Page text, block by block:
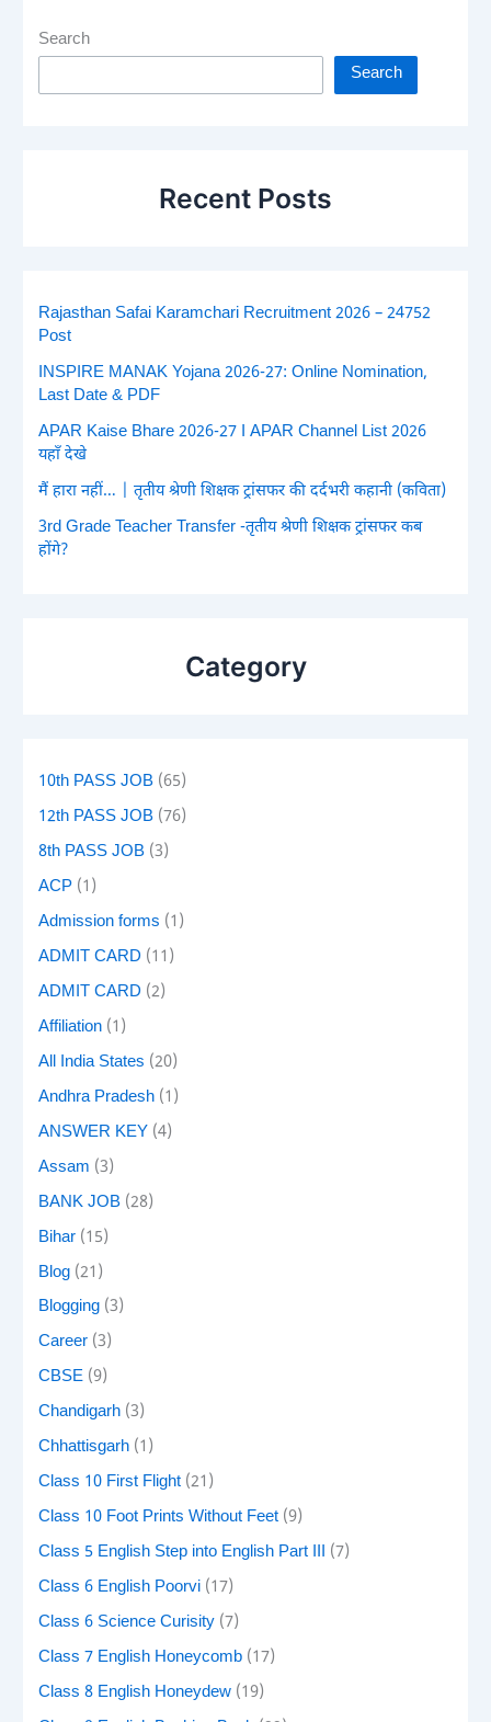
Search
Search
Recent Posts
Rajasthan Safai Karamchari Recruitment 2026 – 24752
Post
INSPIRE MANAK Yojana 2026-27: Online Nomination,
Last Date & PDF
APAR Kaise Bhare 2026-27 I APAR Channel List 2026
यहाँ देखे
मैं हारा नहीं… | तृतीय श्रेणी शिक्षक ट्रांसफर की दर्दभरी कहानी (कविता)
3rd Grade Teacher Transfer -तृतीय श्रेणी शिक्षक ट्रांसफर कब
होंगे?
Category
10th PASS JOB (65)
12th PASS JOB (76)
8th PASS JOB (3)
ACP (1)
Admission forms (1)
ADMIT CARD (11)
ADMIT CARD (2)
Affiliation (1)
All India States (20)
Andhra Pradesh (1)
ANSWER KEY (4)
Assam (3)
BANK JOB (28)
Bihar (15)
Blog (21)
Blogging (3)
Career (3)
CBSE (9)
Chandigarh (3)
Chhattisgarh (1)
Class 10 First Flight (21)
Class 10 Foot Prints Without Feet (9)
Class 5 English Step into English Part III (7)
Class 6 English Poorvi (17)
Class 6 Science Curisity (7)
Class 7 English Honeycomb (17)
Class 8 English Honeydew (19)